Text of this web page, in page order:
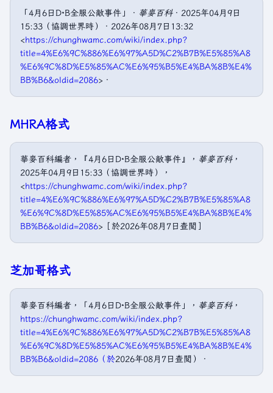
「4月6日D·B全服公敵事件」． 華麥百科．2025年04月9日
15:33（協調世界時）．2026年08月7日13:32
<https://chunghwamc.com/wiki/index.php?
title=4%E6%9C%886%E6%97%A5D%C2%B7B%E5%85%A8
%E6%9C%8D%E5%85%AC%E6%95%B5%E4%BA%8B%E4%
BB%B6&oldid=2086>．
MHRA格式
華麥百科編者，『4月6日D·B全服公敵事件』， 華麥百科，
2025年04月9日15:33（協調世界時），
<https://chunghwamc.com/wiki/index.php?
title=4%E6%9C%886%E6%97%A5D%C2%B7B%E5%85%A8
%E6%9C%8D%E5%85%AC%E6%95%B5%E4%BA%8B%E4%
BB%B6&oldid=2086>［於2026年08月7日查閲］
芝加哥格式
華麥百科編者，「4月6日D·B全服公敵事件」， 華麥百科，
https://chunghwamc.com/wiki/index.php?
title=4%E6%9C%886%E6%97%A5D%C2%B7B%E5%85%A8
%E6%9C%8D%E5%85%AC%E6%95%B5%E4%BA%8B%E4%
BB%B6&oldid=2086（於2026年08月7日查閲）．